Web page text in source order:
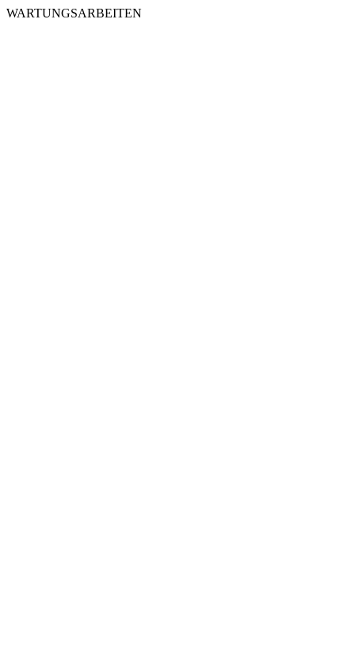
WARTUNGSARBEITEN